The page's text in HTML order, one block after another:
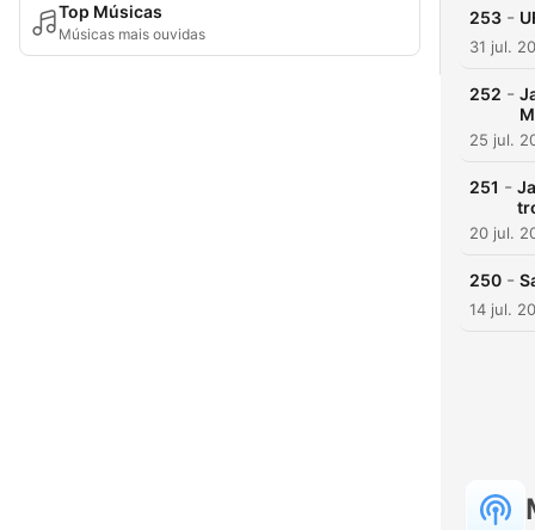
Top Músicas
Músicas mais ouvidas
253 -
31 jul.
252 -
25 jul.
251 -
20 jul.
250 -
14 jul.